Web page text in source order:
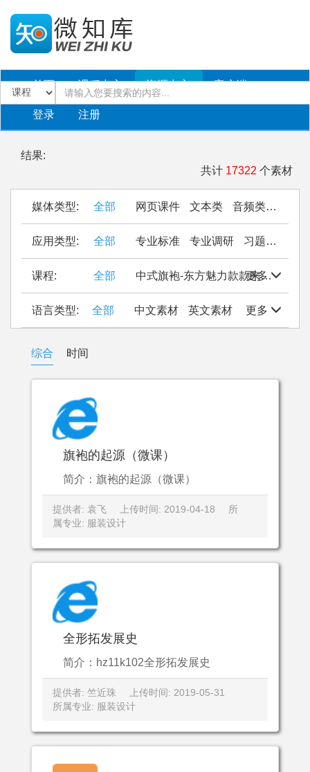
首页 课程中心 资源中心 客户端
登录 注册
结果:
共计 17322 个素材
媒体类型: 全部 网页课件 文本类 音频类
应用类型: 全部 专业标准 专业调研 习题作业
更多
课程: 全部 中式旗袍-东方魅力款款来 Seal
更多
语言类型: 全部 中文素材 英文素材
综合 时间
旗袍的起源（微课）
简介：旗袍的起源（微课）
提供者: 袁飞 上传时间: 2019-04-18
所
属专业: 服装设计
全形拓发展史
简介：hz11k102全形拓发展史
提供者: 竺近珠
上传时间: 2019-05-31
所属专业: 服装设计